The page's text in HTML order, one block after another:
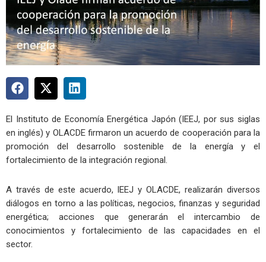
El Instituto de Economía Energética Japón (IEEJ, por sus siglas
en inglés) y OLACDE firmaron un acuerdo de cooperación para la
promoción del desarrollo sostenible de la energía y el
fortalecimiento de la integración regional.
A través de este acuerdo, IEEJ y OLACDE, realizarán diversos
diálogos en torno a las políticas, negocios, finanzas y seguridad
energética; acciones que generarán el intercambio de
conocimientos y fortalecimiento de las capacidades en el
sector.